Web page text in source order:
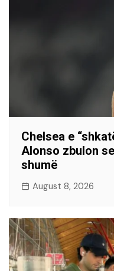
Chelsea e
Alonso zbulon
shumë
August 8, 2026